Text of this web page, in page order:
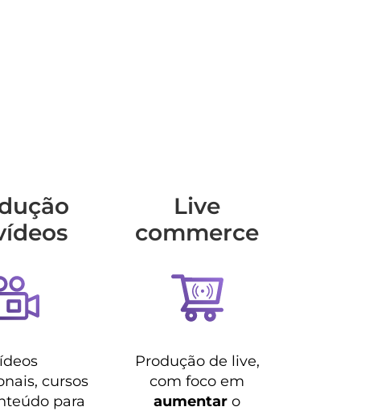
cursos
para
Live
commerce
Produção de live,
com foco em
aumentar o